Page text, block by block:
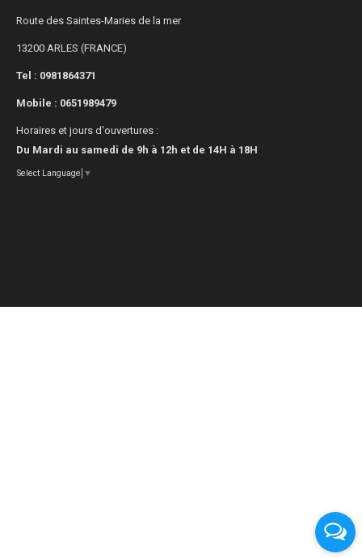
Route des Saintes-Maries de la mer
13200 ARLES (FRANCE)
Tel : 0981864371
Mobile : 0651989479
Horaires et jours d'ouvertures :
Du Mardi au samedi de 9h à 12h et de 14H à 18H
Select Language ▼